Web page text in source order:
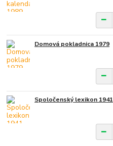
Domová pokladnica 1979
Spoločenský lexikon 1941